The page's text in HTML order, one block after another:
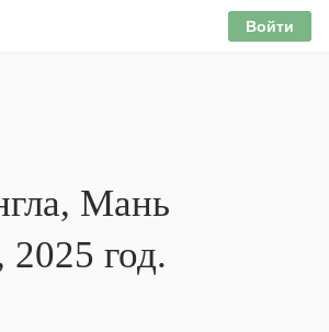
Войти
Мань
год.